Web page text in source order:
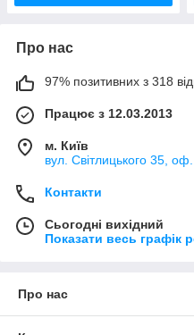
Про нас
97% позитивних з 318
Працює з 12.03.2013
м. Київ
вул. Світлицького 35,
Контакти
Сьогодні вихідний
Показати весь графік
Про нас